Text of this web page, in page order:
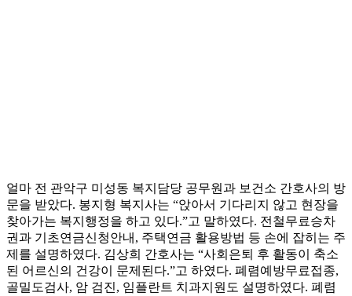
얼마 전 관악구 미성동 복지담당 공무원과 보건소 간호사의 방
문을 받았다. 봉지형 복지사는 “앉아서 기다리지 않고 현장을
찾아가는 복지행정을 하고 있다.”고 말하였다. 전철무료승차
권과 기초연금신청안내, 주택연금 활용방법 등 손에 잡히는 주
제를 설명하였다. 김상희 간호사는 “사회은퇴 후 활동이 축소
된 어르신의 건강이 문제된다.”고 하였다. 폐렴예방무료접종,
골밀도검사, 암 검진, 임플란트 치과지원도 설명하였다. 폐렴